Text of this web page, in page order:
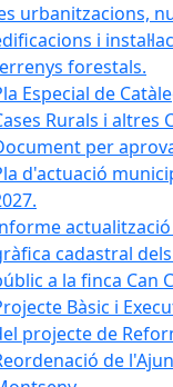
urbanitzacions,
i
forestals.
Especial de
Rurals i altres
per
d'actuació
actualització
cadastral
a la finca Can
Bàsic i
projecte de
de